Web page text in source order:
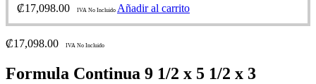
₡17,098.00 IVA No Incluido Añadir al carrito
₡17,098.00 IVA No Incluido
Formula Continua 9 1/2 x 5 1/2 x 3